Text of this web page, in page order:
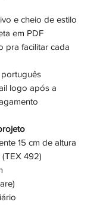
e cheio de estilo
em PDF
pra facilitar cada
logo após a
15 cm de altura
492)